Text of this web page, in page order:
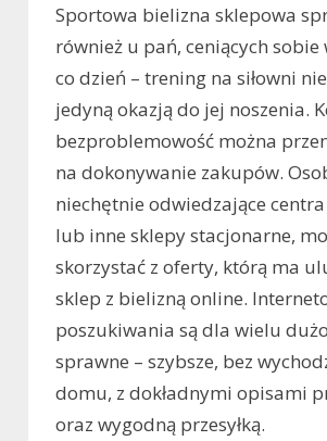
Sportowa bielizna sklepowa
również u pań, ceniących sobie
co dzień – trening na siłowni
jedyną okazją do jej noszenia.
bezproblemowość można
na dokonywanie zakupów.
niechętnie odwiedzające
lub inne sklepy stacjonarne,
skorzystać z oferty, którą ma
sklep z bielizną online.
poszukiwania są dla wielu
sprawne – szybsze, bez
domu, z dokładnymi opisami
oraz wygodną przesyłką.